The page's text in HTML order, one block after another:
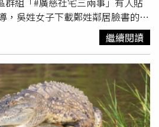
存在過的人，不是一個代號。」夫
並非出於仇恨，更不是消費悲劇，
有一名叫楊承勳的孩子，在校園裡
的故事，推動少年司法、校園安全
，避免悲劇重演。依照《兒少法》
增進兒少福利或維護公共利益，
關、兒少福利團體及媒體代表共同
即可不受姓名揭露限制。因此，新
師，長年講授法律與經濟相關課
及商務法律事務。張鈞綸辭世
人士紛紛表達哀悼，感念他多年來
共議題討論的貢獻，也緬懷他敢言
神。
，吳姓女子下載鄭姓鄰居臉書的柯
看守所圖像後傳進群組，這讓鄭姓
作權法並提出民事求償30萬元，吳
民事部分判賠5千元。原本吳姓女
萬元的代價，不過她上訴後調整
疚與懊悔」，智慧財產及商業法院
已認罪有悔意，因此改判刑3月、
繼續閱讀